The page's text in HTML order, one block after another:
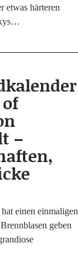
etwas här­te­ren
–
einen ein­ma­li­gen
geben